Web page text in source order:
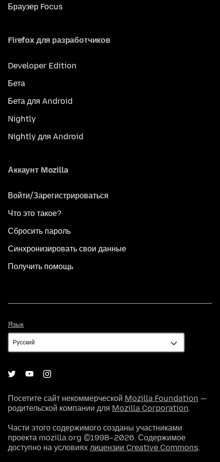
Браузер Focus
Firefox для разработчиков
Developer Edition
Бета
Бета для Android
Nightly
Nightly для Android
Аккаунт Mozilla
Войти/Зарегистрироваться
Что это такое?
Сбросить пароль
Синхронизировать свои данные
Получить помощь
Язык
Посетите сайт некоммерческой Mozilla Foundation —
родительской компании для Mozilla Corporation.
Части этого содержимого созданы участниками
проекта mozilla.org ©1998–2026. Содержимое
доступно на условиях лицензии Creative Commons.